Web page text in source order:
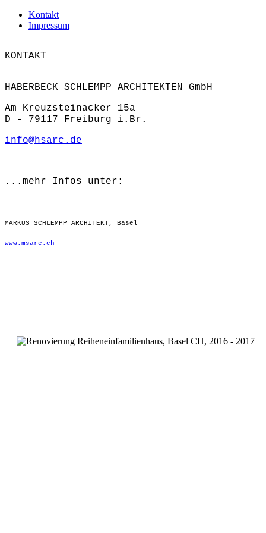
Kontakt
Impressum
KONTAKT
HABERBECK SCHLEMPP ARCHITEKTEN GmbH
Am Kreuzsteinacker 15a
D - 79117 Freiburg i.Br.
info@hsarc.de
...mehr Infos unter:
MARKUS SCHLEMPP ARCHITEKT, Basel
www.msarc.ch